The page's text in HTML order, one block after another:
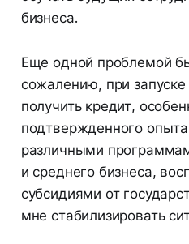
бизнеса.
Еще одной проблемой
сожалению, при запуске
получить кредит,
подтвержденного
различными
и среднего бизнеса,
субсидиями от
мне стабилизировать